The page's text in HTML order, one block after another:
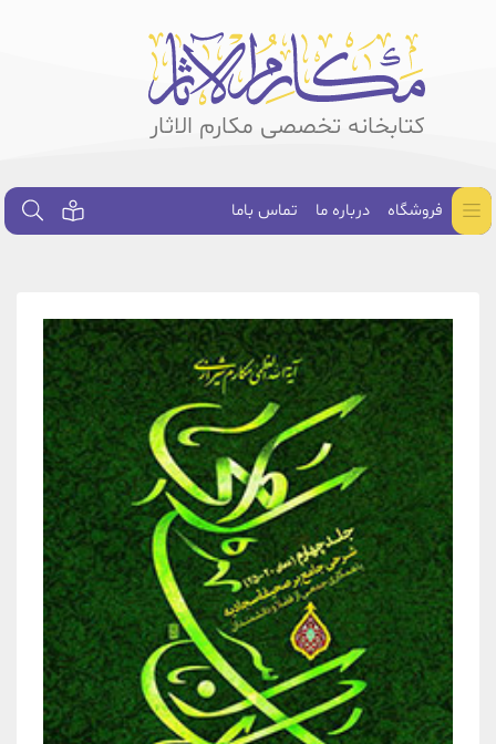
کتابخانه تخصصی مکارم الاثار
فروشگاه درباره ما تماس باما